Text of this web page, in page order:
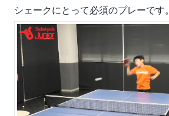
シェークにとって必須のプレーです。